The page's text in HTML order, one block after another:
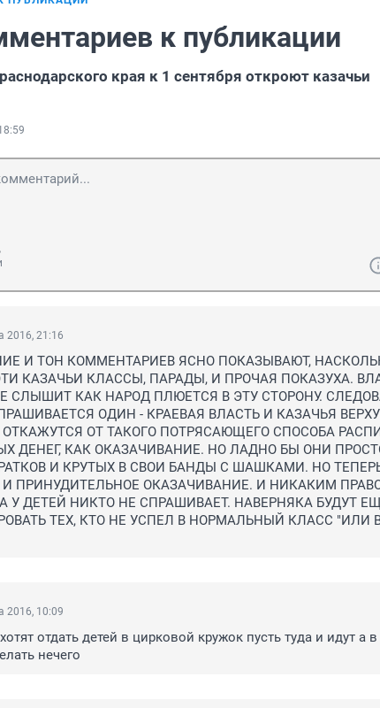
к публикации
края к 1 сентября откроют казачьи
2016, 21:16
И ТОН КОММЕНТАРИЕВ ЯСНО ПОКАЗЫВАЮТ,
КАЗАЧЬИ КЛАССЫ, ПАРАДЫ, И ПРОЧАЯ ПОКАЗУХА.
СЛЫШИТ КАК НАРОД ПЛЮЕТСЯ В ЭТУ СТОРОНУ.
ОДИН - КРАЕВАЯ ВЛАСТЬ И КАЗАЧЬЯ
ОТ ТАКОГО ПОТРЯСАЮЩЕГО СПОСОБА
ДЕНЕГ, КАК ОКАЗАЧИВАНИЕ. НО ЛАДНО БЫ ОНИ
И КРУТЫХ В СВОИ БАНДЫ С ШАШКАМИ. НО
ПРИНУДИТЕЛЬНОЕ ОКАЗАЧИВАНИЕ. И НИКАКИМ
У ДЕТЕЙ НИКТО НЕ СПРАШИВАЕТ. НАВЕРНЯКА БУДУТ
ТЕХ, КТО НЕ УСПЕЛ В НОРМАЛЬНЫЙ КЛАСС "ИЛИ
2016, 10:09
отдать детей в цирковой кружок пусть туда и идут а
нечего